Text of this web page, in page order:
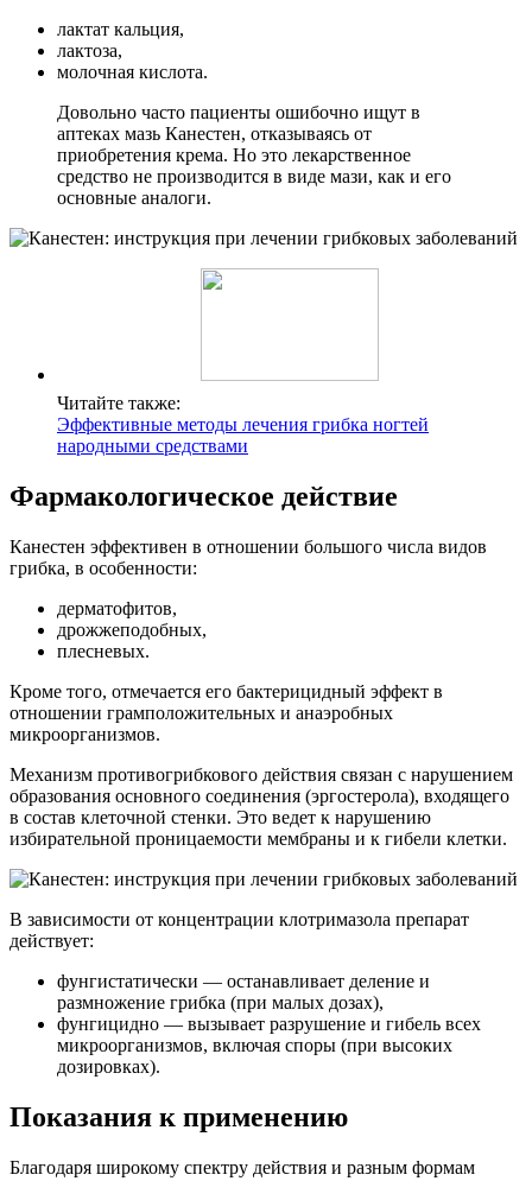
лактат кальция,
лактоза,
молочная кислота.
Довольно часто пациенты ошибочно ищут в
аптеках мазь Канестен, отказываясь от
приобретения крема. Но это лекарственное
средство не производится в виде мази, как и его
основные аналоги.
Читайте также:
Эффективные методы лечения грибка ногтей
народными средствами
Фармакологическое действие
Канестен эффективен в отношении большого числа видов
грибка, в особенности:
дерматофитов,
дрожжеподобных,
плесневых.
Кроме того, отмечается его бактерицидный эффект в
отношении грамположительных и анаэробных
микроорганизмов.
Механизм противогрибкового действия связан с нарушением
образования основного соединения (эргостерола), входящего
в состав клеточной стенки. Это ведет к нарушению
избирательной проницаемости мембраны и к гибели клетки.
В зависимости от концентрации клотримазола препарат
действует:
фунгистатически — останавливает деление и
размножение грибка (при малых дозах),
фунгицидно — вызывает разрушение и гибель всех
микроорганизмов, включая споры (при высоких
дозировках).
Показания к применению
Благодаря широкому спектру действия и разным формам